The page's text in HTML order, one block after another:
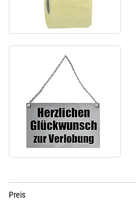
Preis